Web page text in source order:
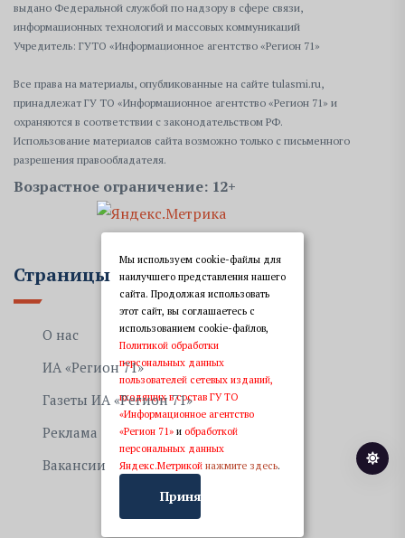
выдано Федеральной службой по надзору в сфере связи,
информационных технологий и массовых коммуникаций
Учредитель: ГУТО «Информационное агентство «Регион 71»
Все права на материалы, опубликованные на сайте tulasmi.ru,
принадлежат ГУ ТО «Информационное агентство «Регион 71» и
охраняются в соответствии с законодательством РФ.
Использование материалов сайта возможно только с письменного
разрешения правообладателя.
Возрастное ограничение: 12+
Страницы
О нас
ИА «Регион 71»
Газеты ИА «Регион 71»
Реклама
Вакансии
Мы используем cookie-файлы для
наилучшего представления нашего
сайта. Продолжая использовать
этот сайт, вы соглашаетесь с
использованием cookie-файлов,
Политикой обработки
персональных данных
пользователей сетевых изданий,
входящих в состав ГУ ТО
«Информационное агентство
«Регион 71» и обработкой
персональных данных
Яндекс.Метрикой нажмите здесь.
Принять